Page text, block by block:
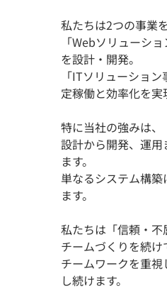
私たちは2つの事業
「Webソリューシ
を設計・開発。
「ITソリューショ
定稼働と効率化を実
特に当社の強みは、
設計から開発、運
ます。
単なるシステム構
ます。
私たちは「信頼・
チームづくりを続け
チームワークを重
し続けます。